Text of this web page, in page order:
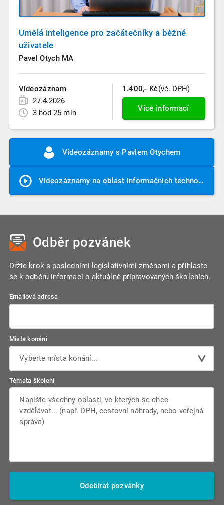
Umělá inteligence pro začátečníky a běžné
uživatele
Pavel Otych MA
Videozáznam
27.4.2026
3 hod 25 min
1.400,- Kč(vč. DPH)
Více informací
Videozáznamy s Pavlem Otychem
Videozáznamy na oblast informačních technologií
Odběr pozvánek
Držte krok s posledními legislativními změnami a přihlaste
se k odběru informací o aktuálně připravovaných školeních.
Emailová adresa
Místa konání
Vyberte místa konání...
Témata školení
Odebírat pozvánky